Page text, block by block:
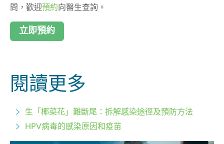
問，歡迎預約向醫生查詢。
立即預約
閱讀更多
生「椰菜花」難斷尾：拆解感染途徑及預防方法
HPV病毒的感染原因和疫苗